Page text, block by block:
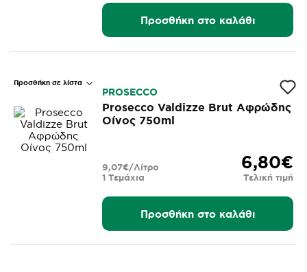
Προσθήκη στο καλάθι
Προσθήκη σε λίστα
PROSECCO
Prosecco Valdizze Brut Αφρώδης
Οίνος 750ml
6,80€
Τελική τιμή
1 Τεμάχια
9,07€/Λίτρο
Προσθήκη στο καλάθι